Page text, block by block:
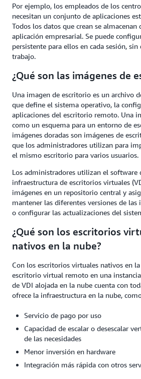
Por ejemplo, los empleados de los
necesitan un conjunto de aplicaciones
Todos los datos que crean se
aplicación empresarial. Se puede
persistente para ellos en cada sesión,
trabajo.
¿Qué son las imágenes de
Una imagen de escritorio es un archivo
que define el sistema operativo, la
aplicaciones del escritorio remoto. Una
como un esquema para un entorno de
imágenes doradas son imágenes de
que los administradores utilizan para
el mismo escritorio para varios usuarios.
Los administradores utilizan el software
infraestructura de escritorios virtuales
imágenes en un repositorio central y
mantener las diferentes versiones de las
o configurar las actualizaciones del
¿Qué son los escritorios
nativos en la nube?
Con los escritorios virtuales nativos en
escritorio virtual remoto en una
de VDI alojada en la nube cuenta con
ofrece la infraestructura en la nube,
Servicio de pago por uso
Capacidad de escalar o desescalar
de las necesidades
Menor inversión en hardware
Integración más rápida con otros